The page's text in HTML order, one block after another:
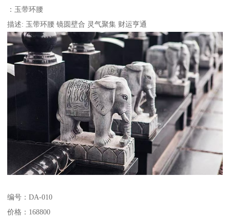
：玉带环腰
描述: 玉带环腰 镜圆壁合 灵气聚集 财运亨通
编号：DA-010
价格：168800